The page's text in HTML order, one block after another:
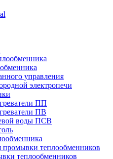
управления
электропечи
ПП
ПВ
воды ПСВ
промывки теплообменников
теплообменников